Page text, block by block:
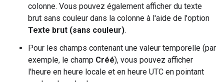
colonne. Vous pouvez également afficher du texte
brut sans couleur dans la colonne à l'aide de l'option
Texte brut (sans couleur).
Pour les champs contenant une valeur temporelle (par
exemple, le champ Créé), vous pouvez afficher
l'heure en heure locale et en heure UTC en pointant